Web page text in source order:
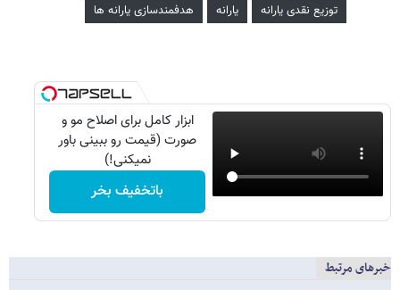
توزیع نقدی یارانه یارانه هدفمندسازی یارانه ​‌ها
ابزار کامل برای اصلاح مو و
صورت (قیمت رو ببینی باور
نمیکنی!)
باتخفیف بخر
خبرهای مرتبط